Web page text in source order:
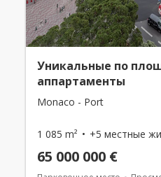
Уникальные по
аппартаменты
Monaco - Port
1 085 m² +5 местные
65 000 000 €